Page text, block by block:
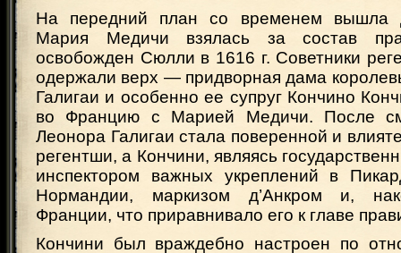
На передний план со временем вышла
Мария Медичи взялась за состав
освобожден Сюлли в 1616 г. Советники
одержали верх — придворная дама
Галигаи и особенно ее супруг Кончино
во Францию с Марией Медичи. После
Леонора Галигаи стала поверенной и
регентши, а Кончини, являясь
инспектором важных укреплений в
Нормандии, маркизом д’Анкром и,
Франции, что приравнивало его к главе
Кончини был враждебно настроен по